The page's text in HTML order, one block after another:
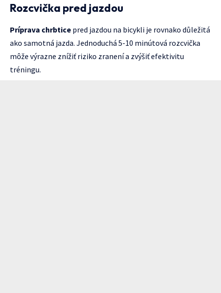
Rozcvička pred jazdou
Príprava chrbtice pred jazdou na bicykli je rovnako důležitá
ako samotná jazda. Jednoduchá 5-10 minútová rozcvička
môže výrazne znížiť riziko zranení a zvýšiť efektivitu
tréningu.